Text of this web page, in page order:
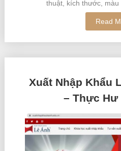
thuật, kích thước, màu
Read
Xuất Nhập Khẩu
– Thực Hư